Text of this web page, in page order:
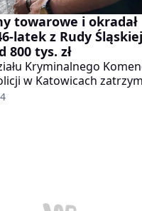
towarowe i okradał
latek z Rudy Śląskiej
800 tys. zł
Kryminalnego
w Katowicach
Rudy Śląskiej.